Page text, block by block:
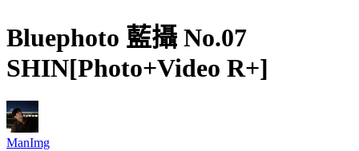
Bluephoto 藍攝 No.07
SHIN[Photo+Video R+]
ManImg